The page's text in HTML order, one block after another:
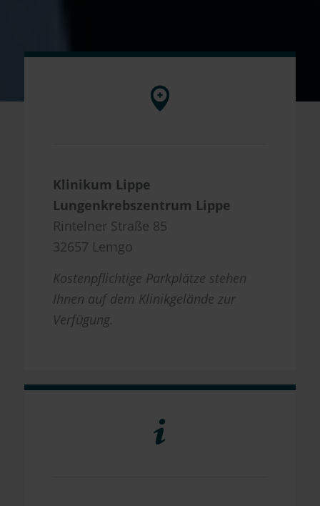
Klinikum Lippe
Lungenkrebszentrum Lippe
Rintelner Straße 85
32657 Lemgo
Kostenpflichtige Parkplätze stehen
Ihnen auf dem Klinikgelände zur
Verfügung.